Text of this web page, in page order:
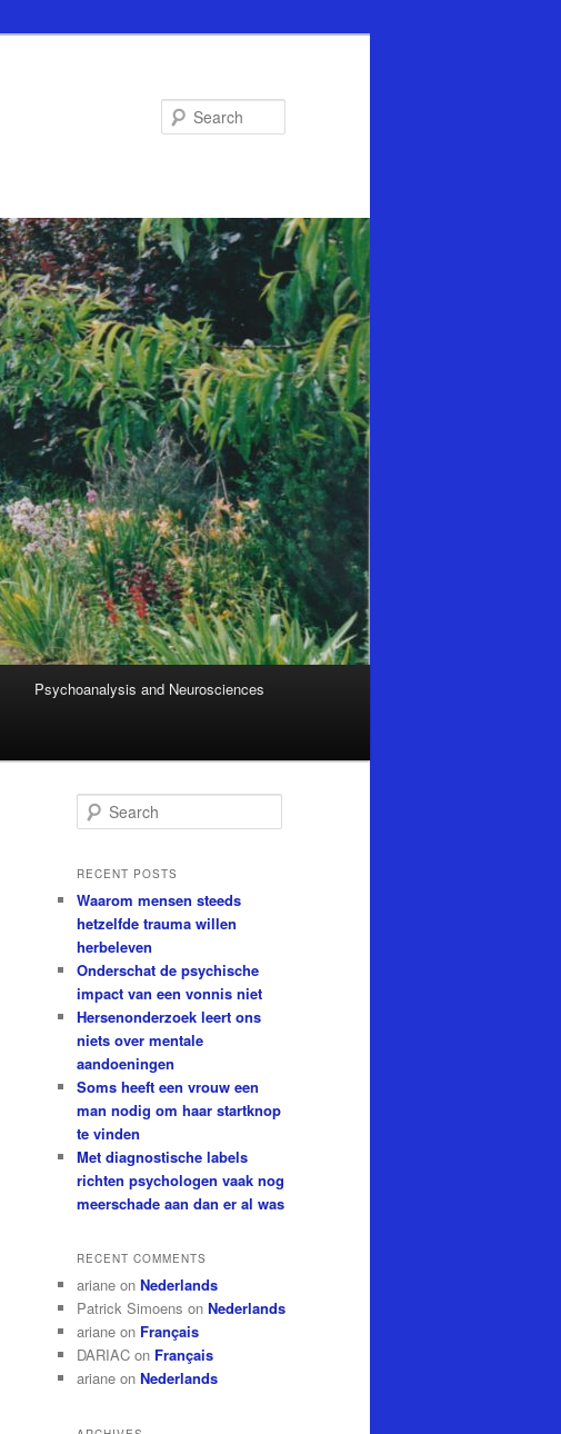
Psychoanalysis and Neurosciences
e
r
h
RECENT POSTS
Waarom mensen steeds
hetzelfde trauma willen
herbeleven
Onderschat de psychische
impact van een vonnis niet
Hersenonderzoek leert ons
niets over mentale
aandoeningen
Soms heeft een vrouw een
man nodig om haar startknop
te vinden
Met diagnostische labels
richten psychologen vaak nog
meerschade aan dan er al was
RECENT COMMENTS
ariane on Nederlands
Patrick Simoens on Nederlands
ariane on Français
DARIAC on Français
ariane on Nederlands